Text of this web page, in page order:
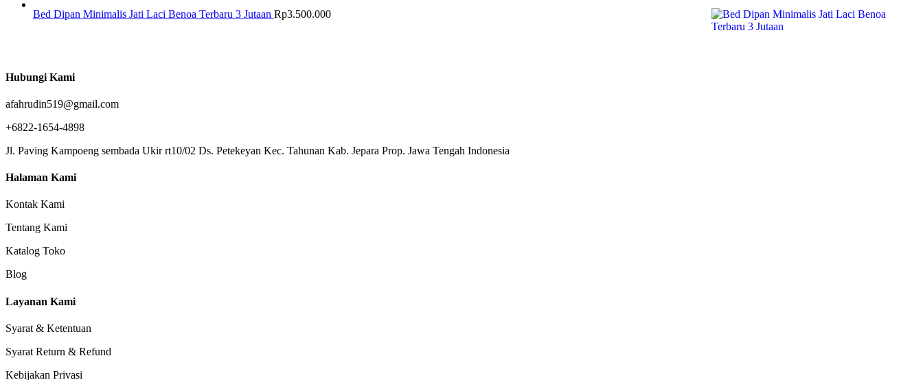
Bed Dipan Minimalis Jati Laci Benoa Terbaru 3 Jutaan Rp3.500.000
Hubungi Kami
afahrudin519@gmail.com
+6822-1654-4898
Jl. Paving Kampoeng sembada Ukir rt10/02 Ds. Petekeyan Kec. Tahunan Kab. Jepara Prop. Jawa Tengah Indonesia
Halaman Kami
Kontak Kami
Tentang Kami
Katalog Toko
Blog
Layanan Kami
Syarat & Ketentuan
Syarat Return & Refund
Kebijakan Privasi